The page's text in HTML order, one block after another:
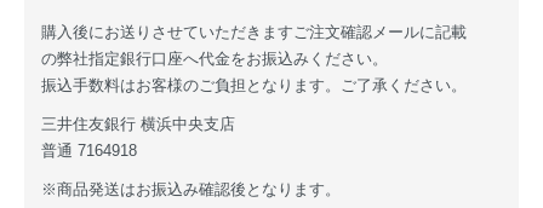
購入後にお送りさせていただきますご注文確認メールに記載
の弊社指定銀行口座へ代金をお振込みください。
振込手数料はお客様のご負担となります。ご了承ください。
三井住友銀行 横浜中央支店
普通 7164918
※商品発送はお振込み確認後となります。